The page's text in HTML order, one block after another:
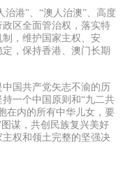
港”、“澳人治澳”、高度
区全面管治权，落实特
，维护国家主权、安
，保持香港、澳门长期
国共产党矢志不渝的历
一个中国原则和“九二共
在内的所有中华儿女，要
谋，共创民族复兴美好
权和领土完整的坚强决